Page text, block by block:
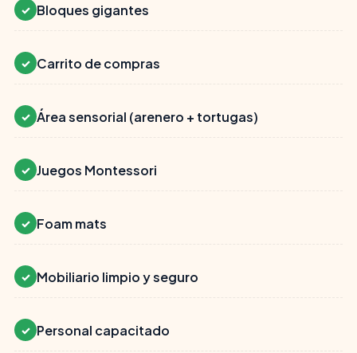
✓ Bloques gigantes
✓ Carrito de compras
✓ Área sensorial (arenero + tortugas)
✓ Juegos Montessori
✓ Foam mats
✓ Mobiliario limpio y seguro
✓ Personal capacitado